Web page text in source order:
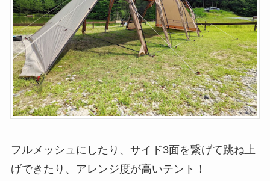
フルメッシュにしたり、サイド3面を繋げて跳ね上
げできたり、アレンジ度が高いテント！